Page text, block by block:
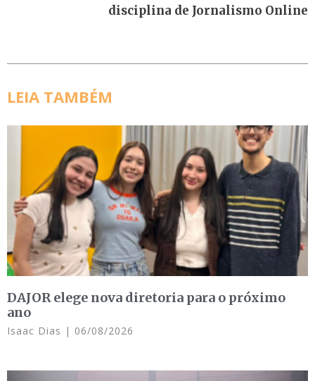
disciplina de Jornalismo Online
LEIA TAMBÉM
DAJOR elege nova diretoria para o próximo
ano
Isaac Dias 06/08/2026